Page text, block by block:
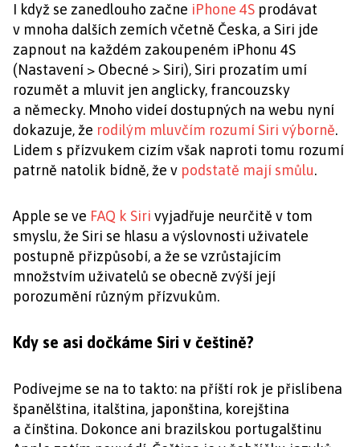
I když se zanedlouho začne iPhone 4S prodávat
v mnoha dalších zemích včetně Česka, a Siri jde
zapnout na každém zakoupeném iPhonu 4S
(Nastavení > Obecné > Siri), Siri prozatím umí
rozumět a mluvit jen anglicky, francouzsky
a německy. Mnoho videí dostupných na webu nyní
dokazuje, že rodilým mluvčím rozumí Siri výborně.
Lidem s přízvukem cizím však naproti tomu rozumí
patrně natolik bídně, že v podstatě mají smůlu.
Apple se ve FAQ k Siri vyjadřuje neurčitě v tom
smyslu, že Siri se hlasu a výslovnosti uživatele
postupně přizpůsobí, a že se vzrůstajícím
množstvím uživatelů se obecně zvýší její
porozumění různým přízvukům.
Kdy se asi dočkáme Siri v češtině?
Podívejme se na to takto: na příští rok je přislíbena
španělština, italština, japonština, korejština
a čínština. Dokonce ani brazilskou portugalštinu